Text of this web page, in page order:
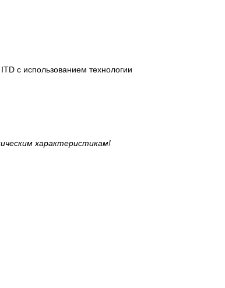
с использованием технологии
характеристикам!